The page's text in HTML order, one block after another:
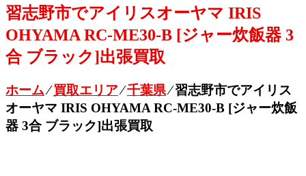
習志野市でアイリスオーヤマ IRIS
OHYAMA RC-ME30-B [ジャー炊飯器 3
合 ブラック]出張買取
ホーム⁄買取エリア⁄千葉県⁄習志野市でアイリス
オーヤマ IRIS OHYAMA RC-ME30-B [ジャー炊飯
器 3合 ブラック]出張買取